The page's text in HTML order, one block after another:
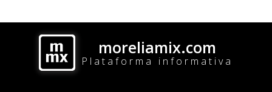
moreliamix.com
Plataforma informativa